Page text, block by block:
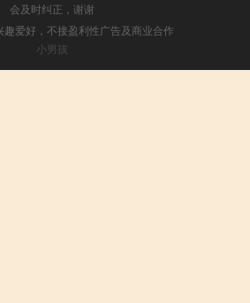
会及时纠正，谢谢
趣爱好，不接盈利性广告及商业合作
小男孩